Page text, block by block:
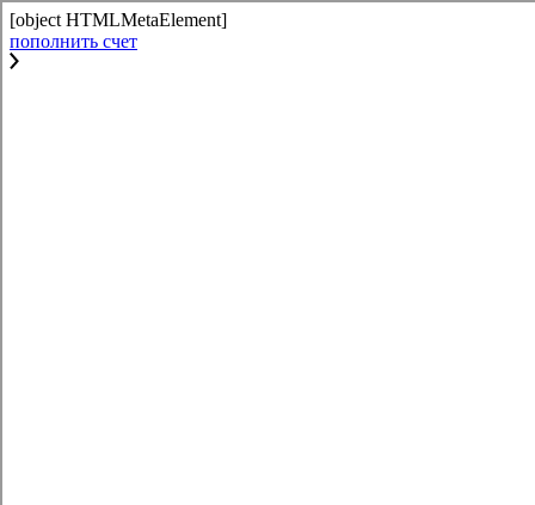
[object HTMLMetaElement]
пополнить счет